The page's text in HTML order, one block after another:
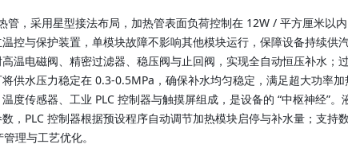
，采用星型接法布局，加热管表面负荷控制在 12W / 平方厘米以
控与保护装置，单模块故障不影响其他模块运行，保障设备持续供汽
温电磁阀、精密过滤器、稳压阀与止回阀，实现全自动恒压补水；
供水压力稳定在 0.3-0.5MPa，确保补水均匀稳定，满足超大功率加
度传感器、工业 PLC 控制器与触摸屏组成，是设备的 “中枢神经”
，PLC 控制器根据预设程序自动调节加热模块启停与补水量；支持
理与工艺优化。